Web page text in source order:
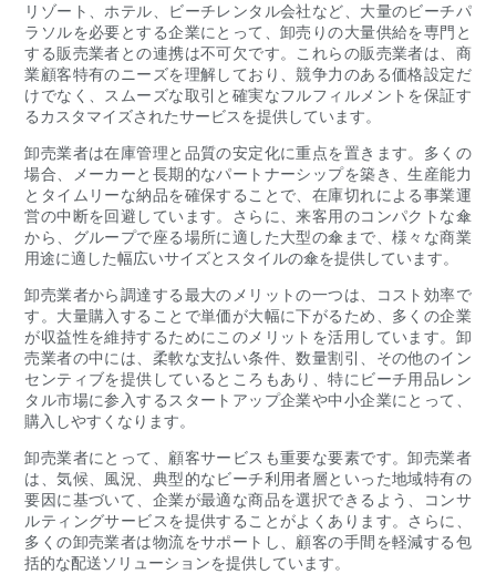
リゾート、ホテル、ビーチレンタル会社など、大量のビーチパ
ラソルを必要とする企業にとって、卸売りの大量供給を専門と
する販売業者との連携は不可欠です。これらの販売業者は、商
業顧客特有のニーズを理解しており、競争力のある価格設定だ
けでなく、スムーズな取引と確実なフルフィルメントを保証す
るカスタマイズされたサービスを提供しています。
卸売業者は在庫管理と品質の安定化に重点を置きます。多くの
場合、メーカーと長期的なパートナーシップを築き、生産能力
とタイムリーな納品を確保することで、在庫切れによる事業運
営の中断を回避しています。さらに、来客用のコンパクトな傘
から、グループで座る場所に適した大型の傘まで、様々な商業
用途に適した幅広いサイズとスタイルの傘を提供しています。
卸売業者から調達する最大のメリットの一つは、コスト効率で
す。大量購入することで単価が大幅に下がるため、多くの企業
が収益性を維持するためにこのメリットを活用しています。卸
売業者の中には、柔軟な支払い条件、数量割引、その他のイン
センティブを提供しているところもあり、特にビーチ用品レン
タル市場に参入するスタートアップ企業や中小企業にとって、
購入しやすくなります。
卸売業者にとって、顧客サービスも重要な要素です。卸売業者
は、気候、風況、典型的なビーチ利用者層といった地域特有の
要因に基づいて、企業が最適な商品を選択できるよう、コンサ
ルティングサービスを提供することがよくあります。さらに、
多くの卸売業者は物流をサポートし、顧客の手間を軽減する包
括的な配送ソリューションを提供しています。